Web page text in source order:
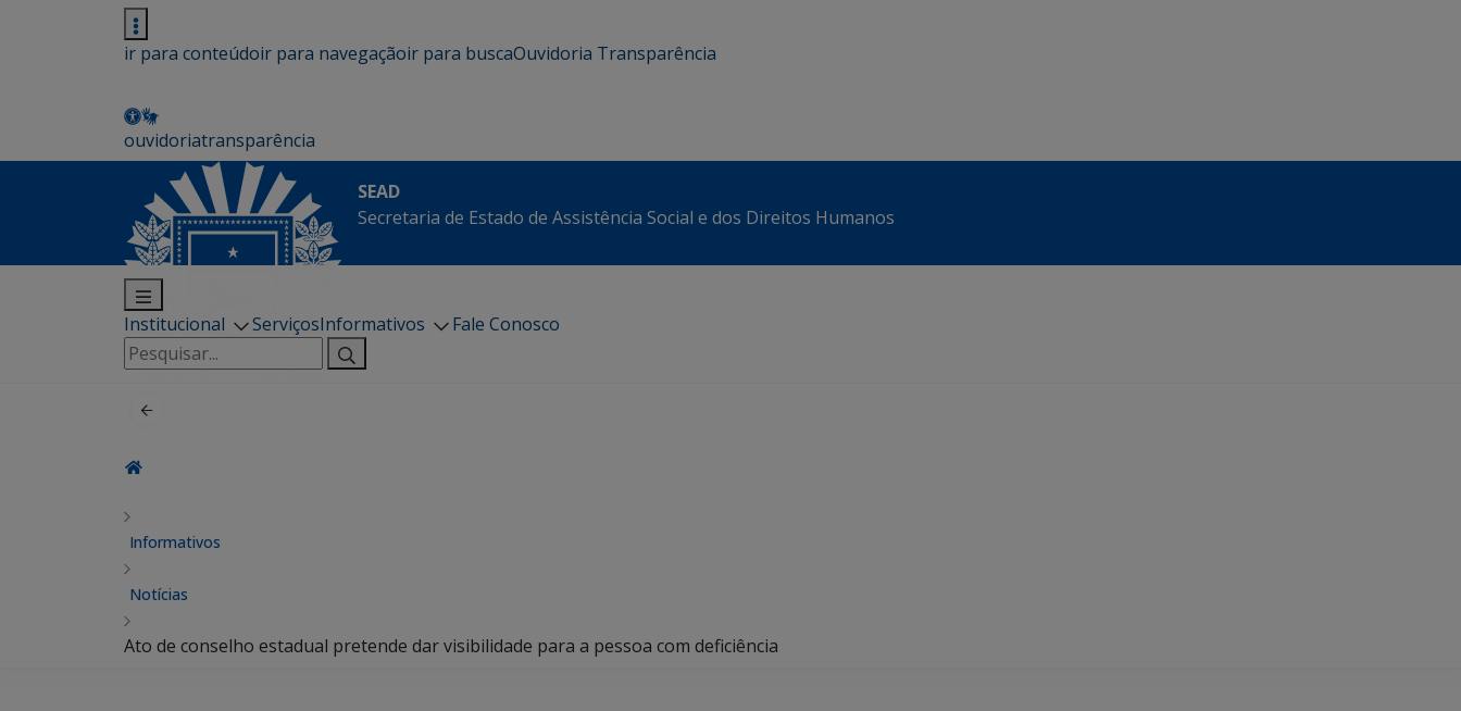
ir para conteúdoir para navegaçãoir para buscaOuvidoria Transparência
ouvidoriatransparência
SEAD
Secretaria de Estado de Assistência Social e dos Direitos Humanos
Institucional ServiçosInformativos
Fale Conosco
Pesquisar
por:
Informativos
Notícias
Ato de conselho estadual pretende dar visibilidade para a pessoa com deficiência